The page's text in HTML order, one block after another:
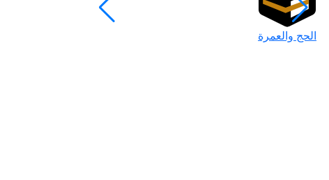
الحج والعمرة